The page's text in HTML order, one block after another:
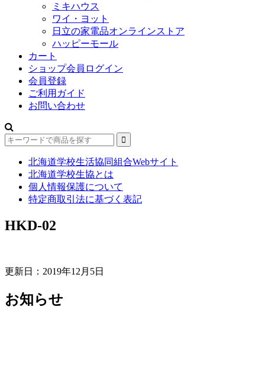
ミキハウス
ワイ・ヨット
日立の家電品オンラインストア
ハッピーモール
カート
ショップ会員ログイン
会員登録
ご利用ガイド
お問い合わせ
北海道学校生活協同組合Webサイト
北海道学校生協とは
個人情報保護について
特定商取引法に基づく表記
HKD-02
更新日：2019年12月5日
お知らせ